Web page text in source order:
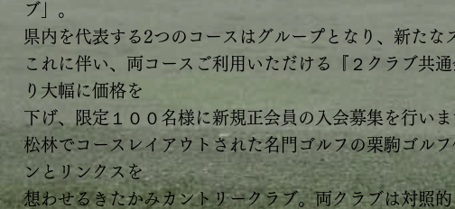
ブ」。
県内を代表する2つのコースはグループとなり、新たな
これに伴い、両コースご利用いただける『２クラブ共
り大幅に価格を
下げ、限定１００名様に新規正会員の入会募集を行いま
松林でコースレイアウトされた名門ゴルフの栗駒ゴル
ンとリンクスを
想わせるきたかみカントリークラブ。両クラブは対照